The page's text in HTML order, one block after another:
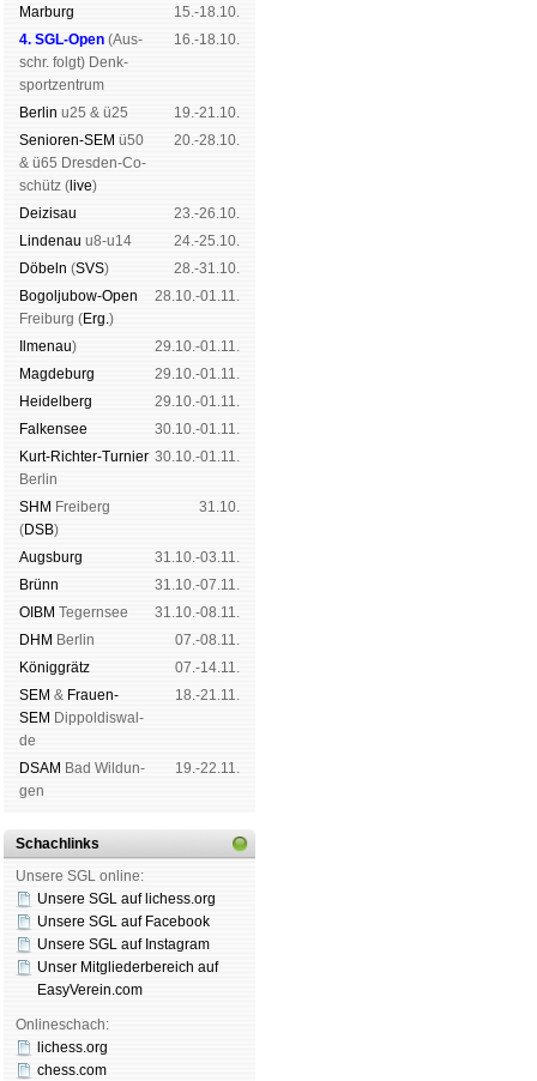
Mar­burg
15.-18.10.
4. SGL-Open (Aus­
schr. folgt) Denk­
sport­zen­trum
16.-18.10.
Ber­lin u25 & ü25
19.-21.10.
Senioren-SEM ü50
& ü65 Dres­den-Co­
schütz ( live)
20.-28.10.
Dei­zi­sau
23.-26.10.
Lin­de­nau u8-u14
24.-25.10.
Dö­beln (SVS)
28.-31.10.
Bogoljubow-Open
Frei­burg (Erg.)
28.10.-01.11.
Il­me­nau)
29.10.-01.11.
Mag­de­burg
29.10.-01.11.
Hei­del­berg
29.10.-01.11.
Fal­ken­see
30.10.-01.11.
Kurt-Rich­ter-Tur­nier
Ber­lin
30.10.-01.11.
SHM Frei­berg
(DSB)
31.10.
Augs­burg
31.10.-03.11.
Brünn
31.10.-07.11.
OIBM Tegern­see
31.10.-08.11.
DHM Ber­lin
07.-08.11.
König­grätz
07.-14.11.
SEM & Frauen-
SEM Dip­pol­dis­wal­
de
18.-21.11.
DSAM Bad Wil­dun­
gen
19.-22.11.
Schachlinks
Unsere SGL online:
Unsere SGL auf li­chess.org
Unsere SGL auf Face­book
Unsere SGL auf Insta­gram
Unser Mitgliederbereich auf
EasyVerein.com
Onlineschach:
lichess.org
chess.com